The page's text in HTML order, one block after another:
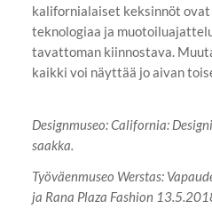
kalifornialaiset keksinnöt
teknologiaa ja
tavattoman kiinnostava.
kaikki voi näyttää jo aivan
Designmuseo: California:
saakka.
Työväenmuseo Werstas:
ja Rana Plaza Fashion